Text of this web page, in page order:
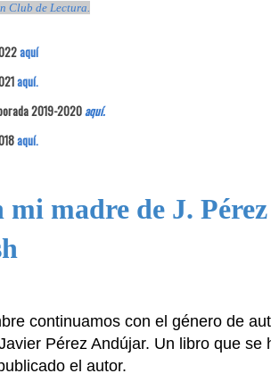
Club de Lectura.
aquí
aquí.
2019-2020aquí.
aquí.
mi madre de J.
continuamos con el género de
Pérez Andújar. Un libro que
el autor.